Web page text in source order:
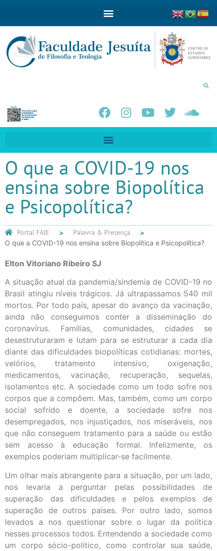
O que a COVID-19 nos
ensina sobre Biopolítica
e Psicopolítica?
Portal FAJE Palavra & Presença
O que a COVID-19 nos ensina sobre Biopolítica e Psicopolítica?
Elton Vitoriano Ribeiro SJ
A situação atual da pandemia/sindemia de COVID-19 no
Brasil atingiu níveis trágicos. Já ultrapassamos 540 mil
mortos. Por todo país, apesar do avanço da vacinação,
ainda não conseguimos conter a disseminação do
coronavírus. Famílias, comunidades, cidades se
desestruturaram e lutam para se estruturar a cada dia
diante das dificuldades biopolíticas cotidianas: mortes,
velórios, tratamento intensivo, oxigenação,
medicamentos, vacinação, recuperação, sequelas,
isolamentos etc. A sociedade como um todo sofre nos
corpos que a compõem. Mas, também, como um corpo
social sofrido e doente, a sociedade sofre nos
desempregados, nos injustiçados, nos miseráveis, nos
que não conseguem tratamento para a saúde ou estão
sem acesso à educação formal. Infelizmente, os
exemplos poderiam multiplicar-se facilmente.
Um olhar mais abrangente para a situação, por um lado,
nos levaria a perguntar pelas possibilidades de
superação das dificuldades e pelos exemplos de
superação de outros países. Por outro lado, somos
levados a nos questionar sobre o lugar da política
nesses processos todos. Entendendo a sociedade como
um corpo sócio-político, como controlar sua saúde,